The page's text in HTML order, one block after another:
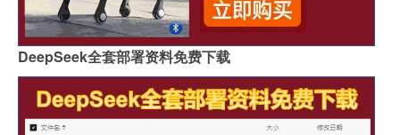
DeepSeek全套部署资料免费下载